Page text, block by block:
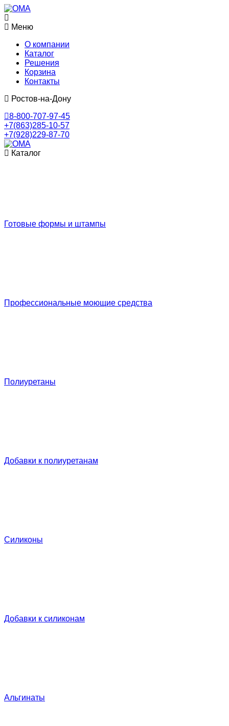
Меню
О компании
Каталог
Решения
Корзина
Контакты
Ростов-на-Дону
8-800-707-97-45
+7(863)285-10-57
+7(928)229-87-70
Каталог
Готовые формы и штампы
Профессиональные моющие средства
Полиуретаны
Добавки к полиуретанам
Силиконы
Добавки к силиконам
Альгинаты